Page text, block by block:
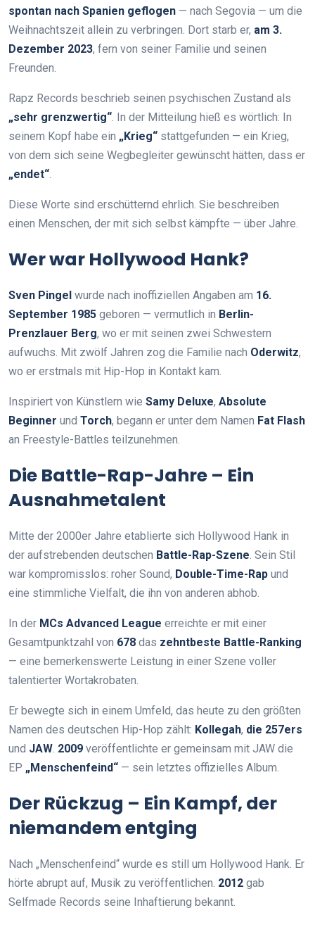
spontan nach Spanien geflogen — nach Segovia — um die
Weihnachtszeit allein zu verbringen. Dort starb er, am 3.
Dezember 2023, fern von seiner Familie und seinen
Freunden.
Rapz Records beschrieb seinen psychischen Zustand als
„sehr grenzwertig“. In der Mitteilung hieß es wörtlich: In
seinem Kopf habe ein „Krieg“ stattgefunden — ein Krieg,
von dem sich seine Wegbegleiter gewünscht hätten, dass er
„endet“.
Diese Worte sind erschütternd ehrlich. Sie beschreiben
einen Menschen, der mit sich selbst kämpfte — über Jahre.
Wer war Hollywood Hank?
Sven Pingel wurde nach inoffiziellen Angaben am 16.
September 1985 geboren — vermutlich in Berlin-
Prenzlauer Berg, wo er mit seinen zwei Schwestern
aufwuchs. Mit zwölf Jahren zog die Familie nach Oderwitz,
wo er erstmals mit Hip-Hop in Kontakt kam.
Inspiriert von Künstlern wie Samy Deluxe, Absolute
Beginner und Torch, begann er unter dem Namen Fat Flash
an Freestyle-Battles teilzunehmen.
Die Battle-Rap-Jahre – Ein
Ausnahmetalent
Mitte der 2000er Jahre etablierte sich Hollywood Hank in
der aufstrebenden deutschen Battle-Rap-Szene. Sein Stil
war kompromisslos: roher Sound, Double-Time-Rap und
eine stimmliche Vielfalt, die ihn von anderen abhob.
In der MCs Advanced League erreichte er mit einer
Gesamtpunktzahl von 678 das zehntbeste Battle-Ranking
— eine bemerkenswerte Leistung in einer Szene voller
talentierter Wortakrobaten.
Er bewegte sich in einem Umfeld, das heute zu den größten
Namen des deutschen Hip-Hop zählt: Kollegah, die 257ers
und JAW. 2009 veröffentlichte er gemeinsam mit JAW die
EP „Menschenfeind“ — sein letztes offizielles Album.
Der Rückzug – Ein Kampf, der
niemandem entging
Nach „Menschenfeind“ wurde es still um Hollywood Hank. Er
hörte abrupt auf, Musik zu veröffentlichen. 2012 gab
Selfmade Records seine Inhaftierung bekannt.